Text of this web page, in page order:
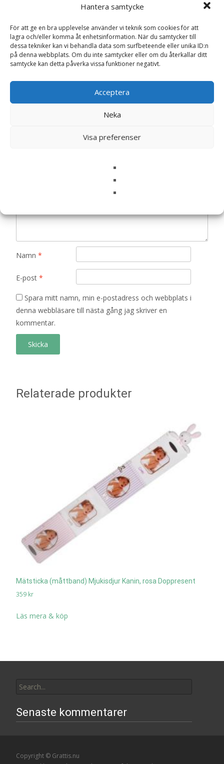
Hantera samtycke
För att ge en bra upplevelse använder vi teknik som cookies för att
lagra och/eller komma åt enhetsinformation. När du samtycker till
dessa tekniker kan vi behandla data som surfbeteende eller unika ID:n
på denna webbplats. Om du inte samtycker eller om du återkallar ditt
samtycke kan detta påverka vissa funktioner negativt.
Acceptera
Neka
Visa preferenser
Recensioner (0)
Recensioner
Bli först med att recensera ”Sparbössa,
Namn *
E-post *
Spara mitt namn, min e-postadress och webbplats i
denna webbläsare till nästa gång jag skriver en
kommentar.
Relaterade produkter
Mätsticka (måttband) Mjukisdjur Kanin, rosa Doppresent
359 kr
Läs mera & köp
for:
Senaste kommentarer
Copyright © Grattis.nu